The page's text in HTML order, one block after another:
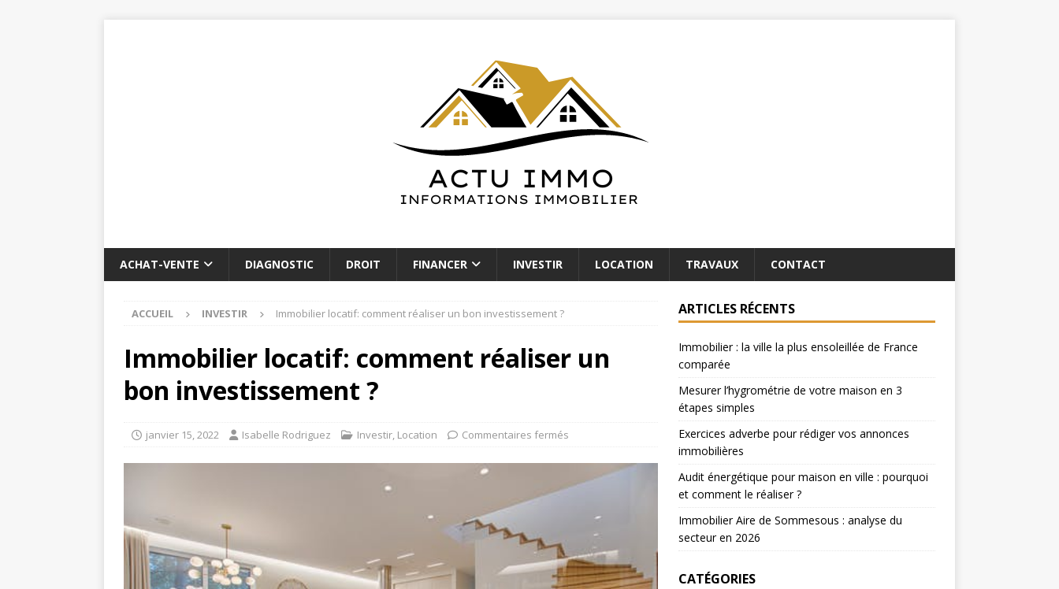
ACHAT-VENTE DIAGNOSTIC DROIT FINANCER INVESTIR LOCATION TRAVAUX CONTACT
ACCUEIL INVESTIR Immobilier locatif: comment réaliser un bon investissement ?
Immobilier locatif: comment réaliser un
bon investissement ?
janvier 15, 2022 Isabelle Rodriguez Investir, Location Commentaires fermés
ARTICLES RÉCENTS
Immobilier : la ville la plus ensoleillée de France
comparée
Mesurer l’hygrométrie de votre maison en 3
étapes simples
Exercices adverbe pour rédiger vos annonces
immobilières
Audit énergétique pour maison en ville : pourquoi
et comment le réaliser ?
Immobilier Aire de Sommesous : analyse du
secteur en 2026
CATÉGORIES